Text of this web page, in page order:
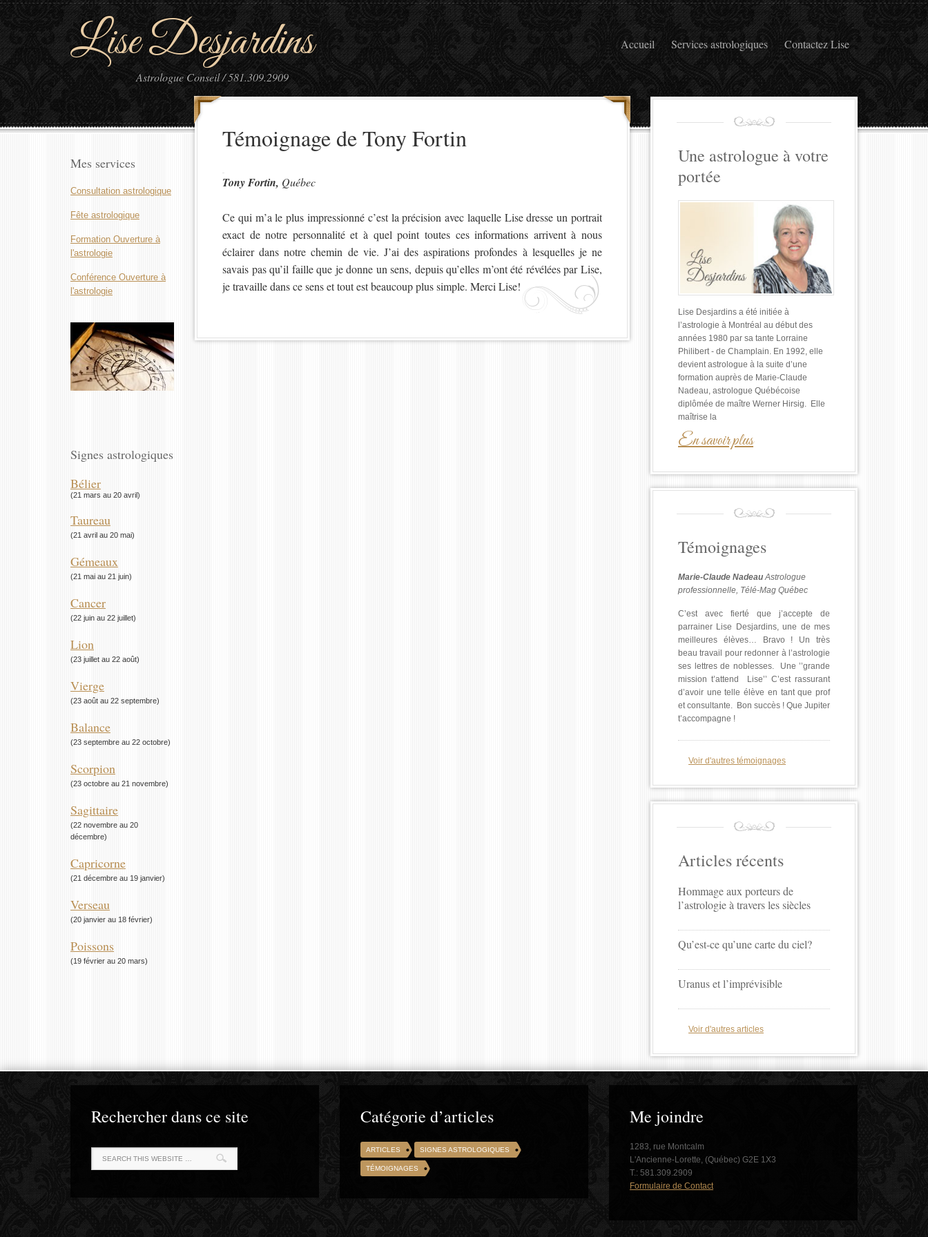
Lise Desjardins
Astrologue Conseil / 581.309.2909
Accueil Services astrologiques Contactez Lise
Témoignage de Tony Fortin
Tony Fortin, Québec
Ce qui m’a le plus impressionné c’est la précision avec laquelle Lise dresse un portrait
exact de notre personnalité et à quel point toutes ces informations arrivent à nous
éclairer dans notre chemin de vie. J’ai des aspirations profondes à lesquelles je ne
savais pas qu’il faille que je donne un sens, depuis qu’elles m’ont été révélées par Lise,
je travaille dans ce sens et tout est beaucoup plus simple. Merci Lise!
Une astrologue à votre
portée
Lise Desjardins a été initiée à
l’astrologie à Montréal au début des
années 1980 par sa tante Lorraine
Philibert - de Champlain. En 1992, elle
devient astrologue à la suite d’une
formation auprès de Marie-Claude
Nadeau, astrologue Québécoise
diplômée de maître Werner Hirsig. Elle
maîtrise la
En savoir plus
Témoignages
Marie-Claude NadeauAstrologue
professionnelle, Télé-Mag Québec
C’est avec fierté que j’accepte de
parrainer Lise Desjardins, une de mes
meilleures élèves… Bravo ! Un très
beau travail pour redonner à l’astrologie
ses lettres de noblesses. Une ’’grande
mission t’attend Lise’’ C’est rassurant
d’avoir une telle élève en tant que prof
et consultante. Bon succès ! Que Jupiter
t’accompagne !
Voir d'autres témoignages
Articles récents
Hommage aux porteurs de
l’astrologie à travers les siècles
Qu’est-ce qu’une carte du ciel?
Uranus et l’imprévisible
Voir d'autres articles
Mes services
Consultation astrologique
Fête astrologique
Formation Ouverture à
l'astrologie
Conférence Ouverture à
l'astrologie
Signes astrologiques
Bélier
(21 mars au 20 avril)
Taureau
(21 avril au 20 mai)
Gémeaux
(21 mai au 21 juin)
Cancer
(22 juin au 22 juillet)
Lion
(23 juillet au 22 août)
Vierge
(23 août au 22 septembre)
Balance
(23 septembre au 22 octobre)
Scorpion
(23 octobre au 21 novembre)
Sagittaire
(22 novembre au 20
décembre)
Capricorne
(21 décembre au 19 janvier)
Verseau
(20 janvier au 18 février)
Poissons
(19 février au 20 mars)
Rechercher dans ce site Catégorie d’articles
ARTICLES SIGNES ASTROLOGIQUES
TÉMOIGNAGES
Me joindre
1283, rue Montcalm
L'Ancienne-Lorette, (Québec) G2E 1X3
T.: 581.309.2909
Formulaire de Contact